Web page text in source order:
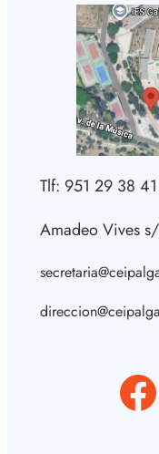
Tlf: 951 29 38 41
Amadeo Vives
Facebook